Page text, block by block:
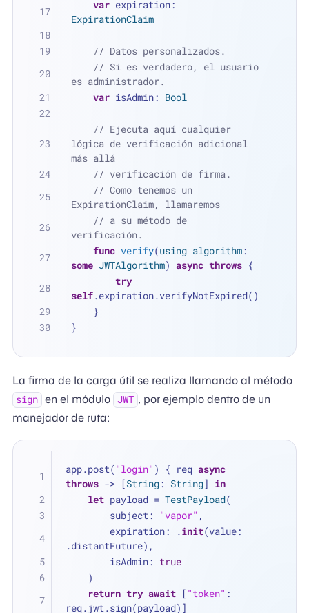
var
ExpirationClaim
// Datos personalizados.
// Si es verdadero, el usuario
es administrador.
var isAdmin: Bool
// Ejecuta aquí cualquier
lógica de verificación adicional
más allá
// verificación de firma.
// Como tenemos un
ExpirationClaim, llamaremos
// a su método de
verificación.
func verify(using algorithm
some JWTAlgorithm) async throws {
try
self.expiration.verifyNotExpired()
    }
}
La firma de la carga útil se realiza llamando al método
sign en el módulo JWT , por ejemplo dentro de un
manejador de ruta:
app.post( "login" ) { req async
throws -> [String: String] in
let payload = TestPayload(
        subject:
"vapor" ,
        expiration: .
init(value:
.distantFuture),
        isAdmin:
true
    )
return try await [ "token" :
req.jwt.sign(payload)]